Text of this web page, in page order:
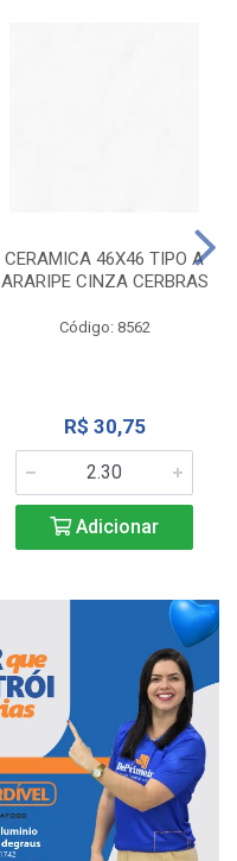
CERAMICA 46X46 TIPO A
ARARIPE CINZA CERBRAS
Código: 8562
R$ 30,75
Adicionar